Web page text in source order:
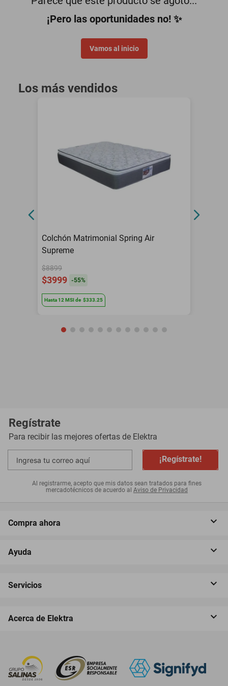
¡Pero las oportunidades no! ✨
Vamos al inicio
Los más vendidos
Colchón Matrimonial Spring Air
Supreme
$8899
$3999 -55%
Hasta12 MSIde $333.25
Regístrate
Para recibir las mejores ofertas de Elektra
¡Regístrate!
Al registrarme, acepto que mis datos sean tratados para fines
mercadotécnicos de acuerdo al Aviso de Privacidad
Compra ahora
Ayuda
Servicios
Acerca de Elektra